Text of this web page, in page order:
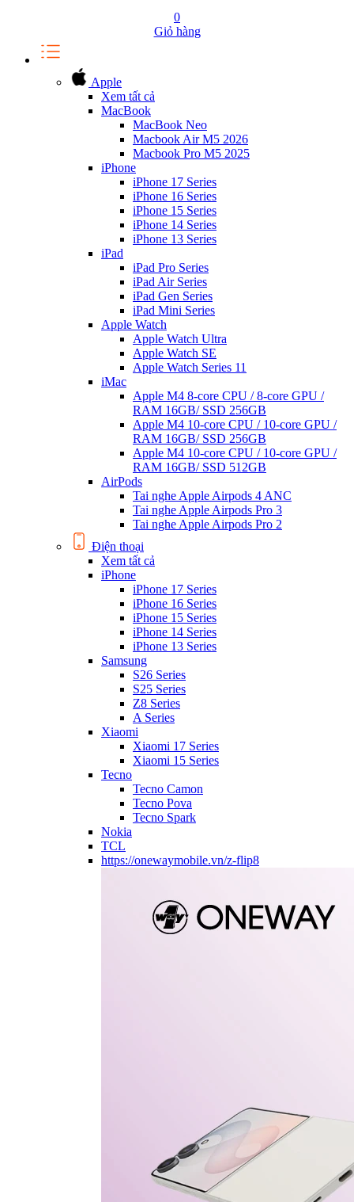
0
Giỏ hàng
Apple
Xem tất cả
MacBook
MacBook Neo
Macbook Air M5 2026
Macbook Pro M5 2025
iPhone
iPhone 17 Series
iPhone 16 Series
iPhone 15 Series
iPhone 14 Series
iPhone 13 Series
iPad
iPad Pro Series
iPad Air Series
iPad Gen Series
iPad Mini Series
Apple Watch
Apple Watch Ultra
Apple Watch SE
Apple Watch Series 11
iMac
Apple M4 8-core CPU / 8-core GPU /
RAM 16GB/ SSD 256GB
Apple M4 10-core CPU / 10-core GPU /
RAM 16GB/ SSD 256GB
Apple M4 10-core CPU / 10-core GPU /
RAM 16GB/ SSD 512GB
AirPods
Tai nghe Apple Airpods 4 ANC
Tai nghe Apple Airpods Pro 3
Tai nghe Apple Airpods Pro 2
Điện thoại
Xem tất cả
iPhone
iPhone 17 Series
iPhone 16 Series
iPhone 15 Series
iPhone 14 Series
iPhone 13 Series
Samsung
S26 Series
S25 Series
Z8 Series
A Series
Xiaomi
Xiaomi 17 Series
Xiaomi 15 Series
Tecno
Tecno Camon
Tecno Pova
Tecno Spark
Nokia
TCL
https://onewaymobile.vn/z-flip8